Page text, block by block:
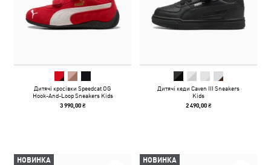
Дитячі кросівки Speedcat OG
Hook-And-Loop Sneakers Kids
3 990,00 ₴
Дитячі кеди Caven III Sneakers
Kids
2 490,00 ₴
НОВИНКА НОВИНКА